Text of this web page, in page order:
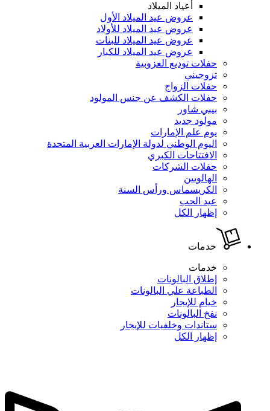
أعياد الميلاد
عروض عيد الميلاد الأول
عروض عيد الميلاد للأولاد
عروض عيد الميلاد للبنات
عروض عيد الميلاد للكبار
حفلات توديع العزوبية
تزوجيني
حفلات الزواج
حفلات الكشف عن جنس المولود
بيبي شاور
مولود جديد
يوم علم الإمارات
اليوم الوطني لدولة الإمارات العربية المتحدة
الافتتاحات الكبري
حفلات الشركات
الهالويين
الكريسماس ورأس السنة
عيد الحب
إظهار الكل
خدمات
خدمات
إطلاق البالونات
الطباعة علي البالونات
خيام للإيجار
نفخ البالونات
ستاندات وخلفيات للإيجار
إظهار الكل